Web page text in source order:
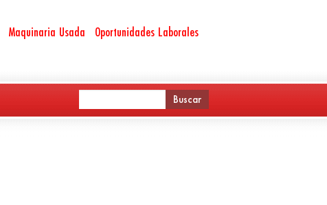
Maquinaria Usada Oportunidades Laborales